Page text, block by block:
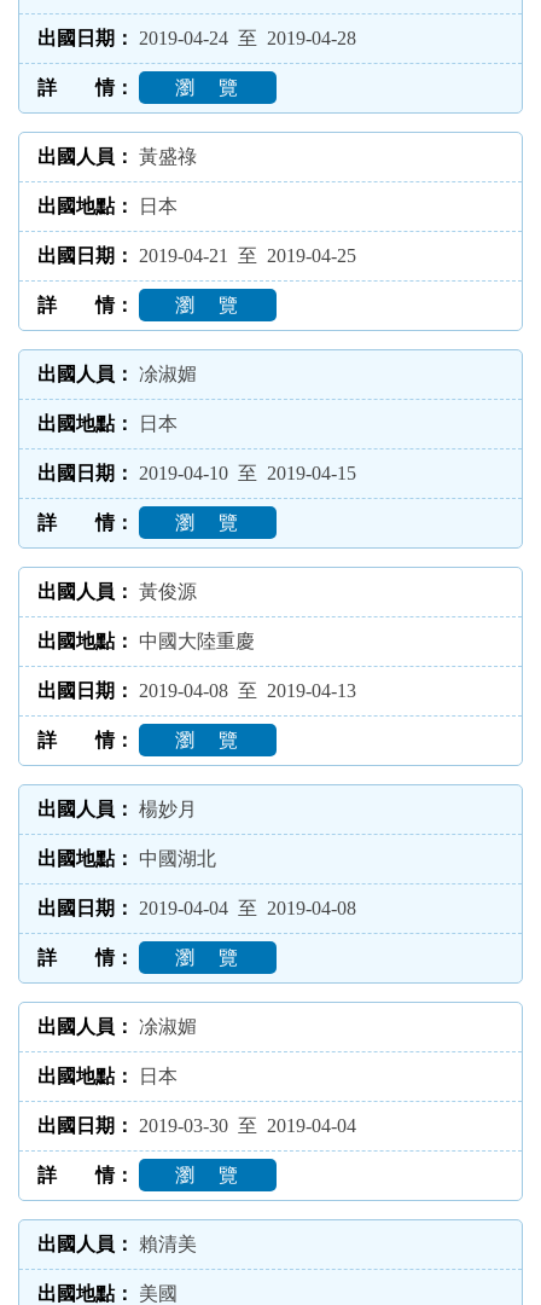
2019-04-24 至 2019-04-28
瀏 覽
黃盛祿
日本
2019-04-21 至 2019-04-25
瀏 覽
凃淑媚
日本
2019-04-10 至 2019-04-15
瀏 覽
黃俊源
中國大陸重慶
2019-04-08 至 2019-04-13
瀏 覽
楊妙月
中國湖北
2019-04-04 至 2019-04-08
瀏 覽
凃淑媚
日本
2019-03-30 至 2019-04-04
瀏 覽
賴清美
美國